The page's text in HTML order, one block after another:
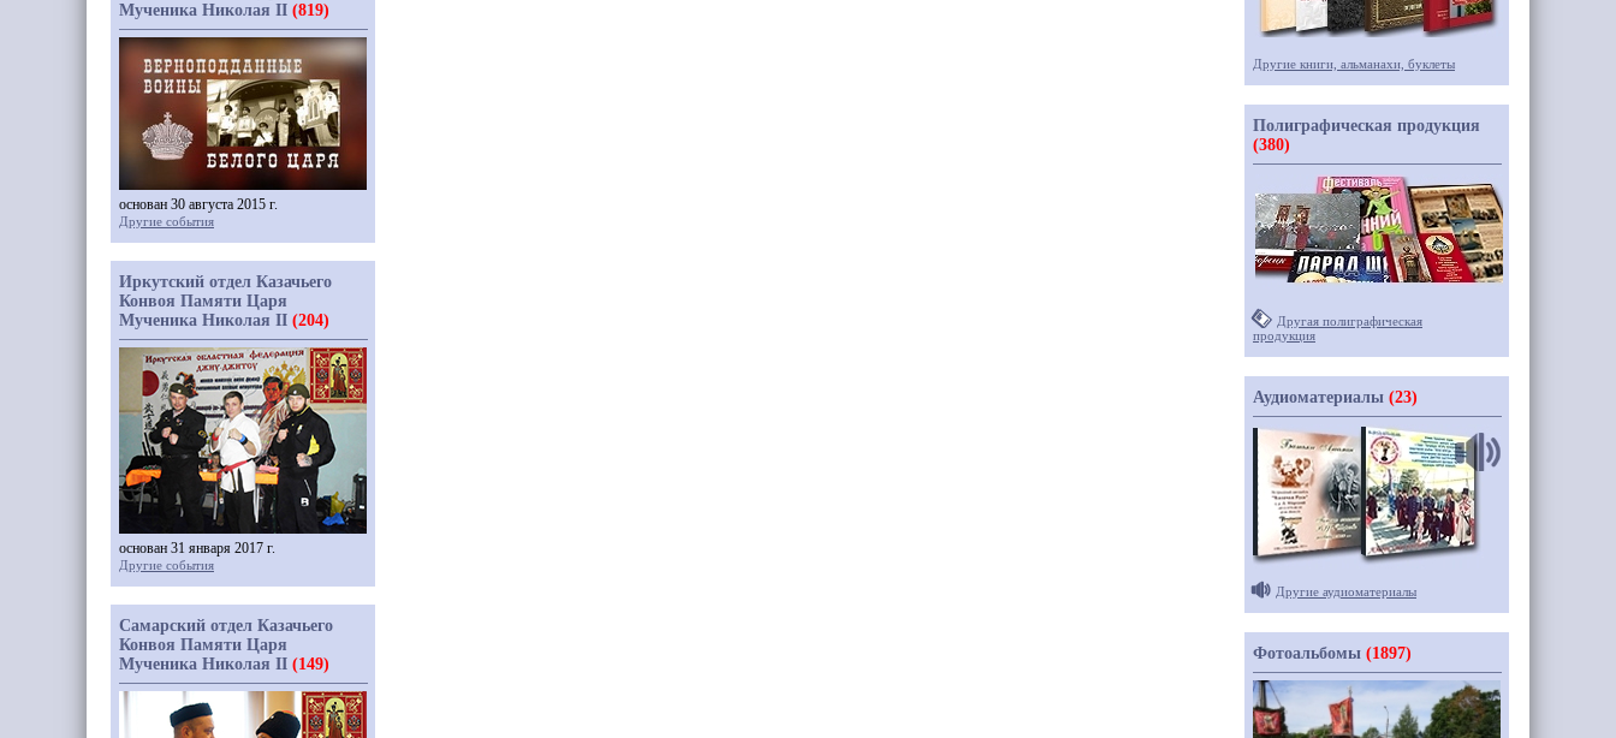
Мученика Николая II (819)
основан 30 августа 2015 г.
Другие события
Иркутский отдел Казачьего
Конвоя Памяти Царя
Мученика Николая II (204)
основан 31 января 2017 г.
Другие события
Самарский отдел Казачьего
Конвоя Памяти Царя
Мученика Николая II (149)
Другие книги, альманахи, буклеты
Полиграфическая продукция
(380)
Другая полиграфическая
продукция
Аудиоматериалы (23)
Другие аудиоматериалы
Фотоальбомы (1897)